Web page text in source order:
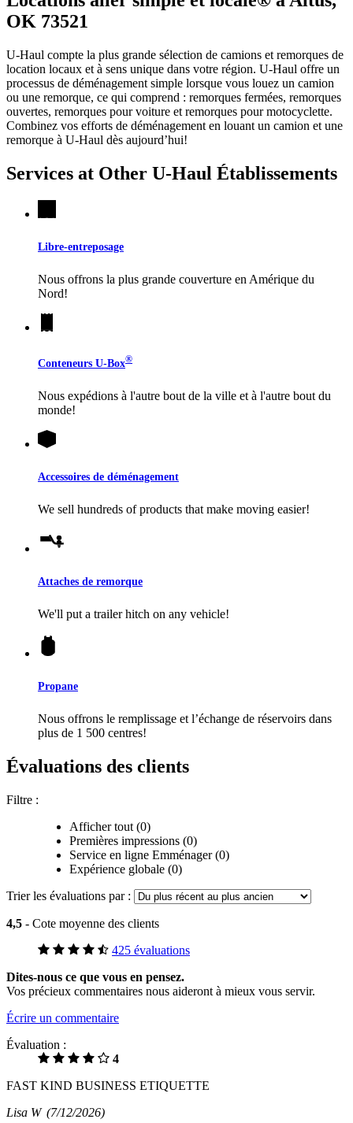
OK 73521
U-Haul compte la plus grande sélection de camions et remorques de
location locaux et à sens unique dans votre région. U-Haul offre un
processus de déménagement simple lorsque vous louez un camion
ou une remorque, ce qui comprend : remorques fermées, remorques
ouvertes, remorques pour voiture et remorques pour motocyclette.
Combinez vos efforts de déménagement en louant un camion et une
remorque à U-Haul dès aujourd’hui!
Services at Other U-Haul Établissements
Libre-entreposage
Nous offrons la plus grande couverture en Amérique du
Nord!
Conteneurs U-Box®
Nous expédions à l'autre bout de la ville et à l'autre bout du
monde!
Accessoires de déménagement
We sell hundreds of products that make moving easier!
Attaches de remorque
We'll put a trailer hitch on any vehicle!
Propane
Nous offrons le remplissage et l’échange de réservoirs dans
plus de 1 500 centres!
Évaluations des clients
Filtre :
Afficher tout (0)
Premières impressions (0)
Service en ligne Emménager (0)
Expérience globale (0)
Trier les évaluations par :
4,5 - Cote moyenne des clients
425 évaluations
Dites-nous ce que vous en pensez.
Vos précieux commentaires nous aideront à mieux vous servir.
Écrire un commentaire
Évaluation :
4
FAST KIND BUSINESS ETIQUETTE
Lisa W (7/12/2026)